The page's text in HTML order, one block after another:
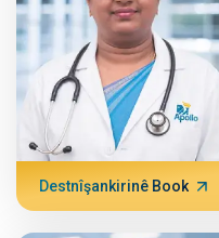
Destnîşankirinê Book